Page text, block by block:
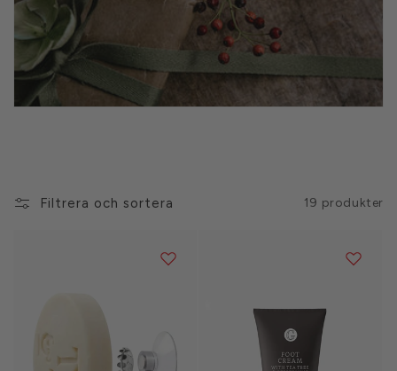
e
r
Filtrera och sortera 19 produkter